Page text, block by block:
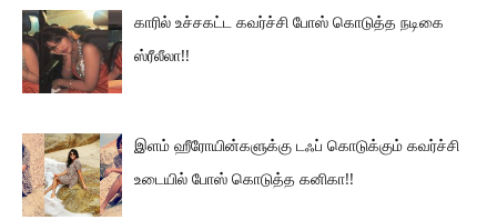
காரில் உச்சகட்ட கவர்ச்சி போஸ் கொடுத்த நடிகை
ஸ்ரீலீலா!!
இளம் ஹீரோயின்களுக்கு டஃப் கொடுக்கும் கவர்ச்சி
உடையில் போஸ் கொடுத்த கனிகா!!